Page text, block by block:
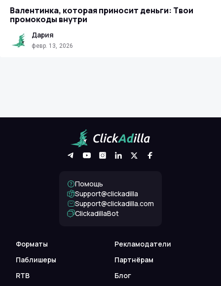
Валентинка, которая приносит деньги: Твои
промокоды внутри
Дария
февр. 13, 2026
Форматы
Рекламодатели
Паблишеры
Партнёрам
RTB
Блог
Помощь
Support@clickadilla
support@clickadilla.com
ClickadillaBot